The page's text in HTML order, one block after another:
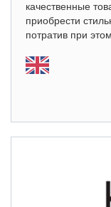
качественные
приобрести
потратив при